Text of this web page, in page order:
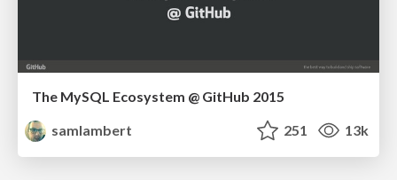
The MySQL Ecosystem @ GitHub 2015
samlambert
251 13k